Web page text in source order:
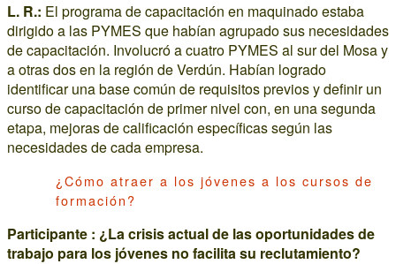
L. R.: El programa de capacitación en maquinado estaba
dirigido a las PYMES que habían agrupado sus necesidades
de capacitación. Involucró a cuatro PYMES al sur del Mosa y
a otras dos en la región de Verdún. Habían logrado
identificar una base común de requisitos previos y definir un
curso de capacitación de primer nivel con, en una segunda
etapa, mejoras de calificación específicas según las
necesidades de cada empresa.
¿Cómo atraer a los jóvenes a los cursos de
formación?
Participante : ¿La crisis actual de las oportunidades de
trabajo para los jóvenes no facilita su reclutamiento?